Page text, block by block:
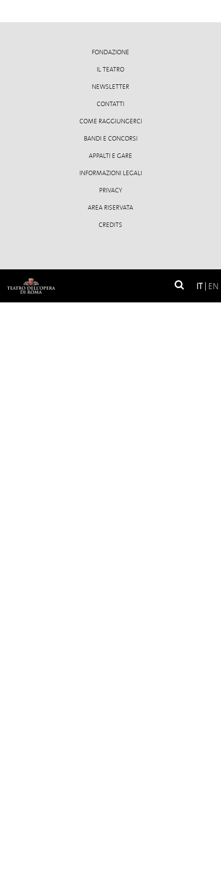
IT EN
FONDAZIONE
IL TEATRO
NEWSLETTER
CONTATTI
COME RAGGIUNGERCI
BANDI E CONCORSI
APPALTI E GARE
INFORMAZIONI LEGALI
PRIVACY
AREA RISERVATA
CREDITS